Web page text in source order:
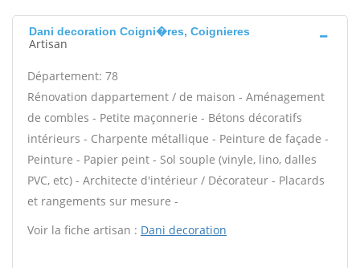
Dani decoration Coigni�res, Coignieres
Artisan
Département: 78
Rénovation dappartement / de maison - Aménagement
de combles - Petite maçonnerie - Bétons décoratifs
intérieurs - Charpente métallique - Peinture de façade -
Peinture - Papier peint - Sol souple (vinyle, lino, dalles
PVC, etc) - Architecte d'intérieur / Décorateur - Placards
et rangements sur mesure -
Voir la fiche artisan : Dani decoration